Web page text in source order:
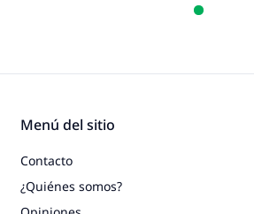
Menú del sitio
Contacto
¿Quiénes somos?